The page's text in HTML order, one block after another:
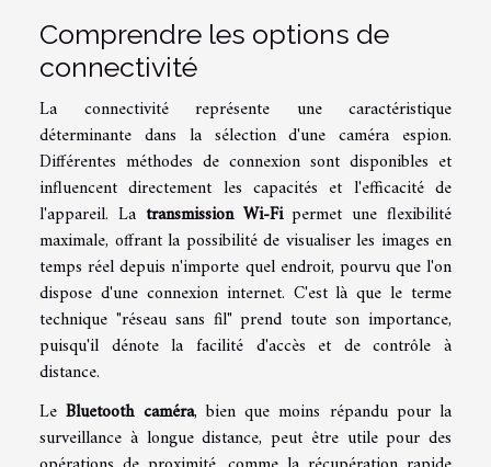
Comprendre les options de
connectivité
La connectivité représente une caractéristique
déterminante dans la sélection d'une caméra espion.
Différentes méthodes de connexion sont disponibles et
influencent directement les capacités et l'efficacité de
l'appareil. La transmission Wi-Fipermet une flexibilité
maximale, offrant la possibilité de visualiser les images en
temps réel depuis n'importe quel endroit, pourvu que l'on
dispose d'une connexion internet. C'est là que le terme
technique "réseau sans fil" prend toute son importance,
puisqu'il dénote la facilité d'accès et de contrôle à
distance.
LeBluetooth caméra, bien que moins répandu pour la
surveillance à longue distance, peut être utile pour des